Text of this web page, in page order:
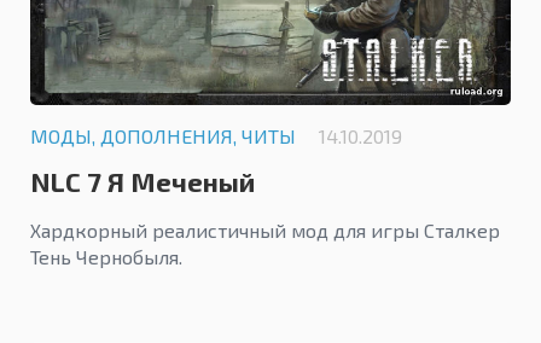
МОДЫ, ДОПОЛНЕНИЯ, ЧИТЫ 14.10.2019
NLC 7 Я Меченый
Хардкорный реалистичный мод для игры Сталкер
Тень Чернобыля.